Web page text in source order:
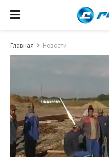
Главная Новости